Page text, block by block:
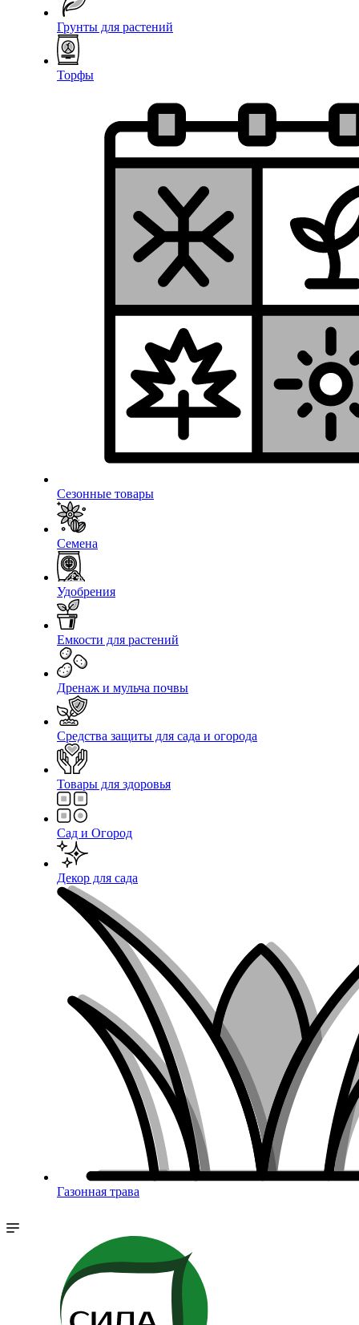
Грунты для растений
Торфы
Сезонные товары
Семена
Удобрения
Емкости для растений
Дренаж и мульча почвы
Средства защиты для сада и огорода
Товары для здоровья
Сад и Огород
Декор для сада
Газонная трава